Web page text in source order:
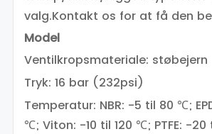
valg.Kontakt os for at få den
Model
Ventilkropsmateriale: støbejern
Tryk: 16 bar (232psi)
Temperatur: NBR: -5 til 80 ℃;
℃; Viton: -10 til 120 ℃; PTFE: -